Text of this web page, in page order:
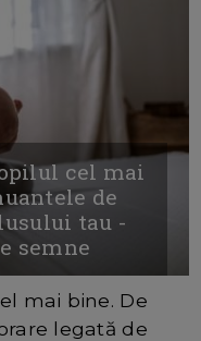
cel mai
de
tau -
semne
mai bine. De
legată de